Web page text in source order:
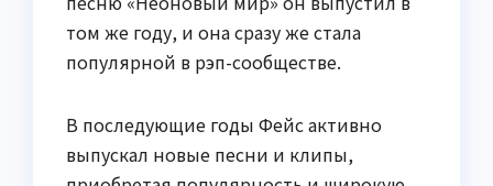
том же году, и она сразу же стала
популярной в рэп-сообществе.
В последующие годы Фейс активно
выпускал новые песни и клипы,